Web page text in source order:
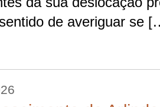
de averiguar se